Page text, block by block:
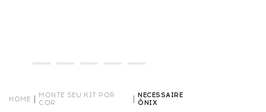
HOME
MONTE SEU KIT POR
COR
NECESSAIRE
ÔNIX